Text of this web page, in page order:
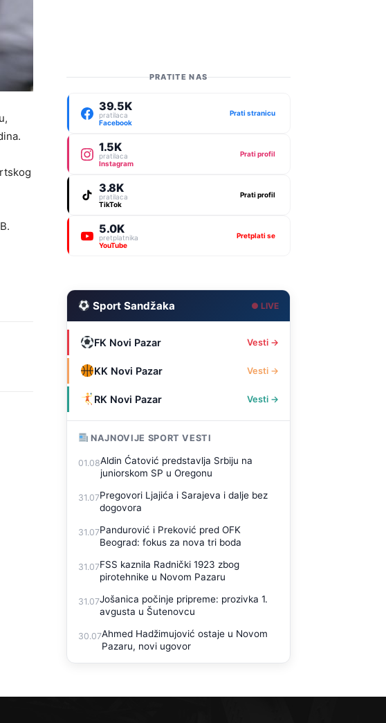
PRATITE NAS
39.5K
pratilaca
Facebook
Prati stranicu
1.5K
pratilaca
Instagram
Prati profil
3.8K
pratilaca
TikTok
Prati profil
5.0K
pretplatnika
YouTube
Pretplati se
Sport Sandžaka ● LIVE
FK Novi Pazar Vesti →
KK Novi Pazar Vesti →
RK Novi Pazar Vesti →
NAJNOVIJE SPORT VESTI
01.08Aldin Ćatović predstavlja Srbiju na
juniorskom SP u Oregonu
31.07Pregovori Ljajića i Sarajeva i dalje bez
dogovora
31.07Pandurović i Preković pred OFK
Beograd: fokus za nova tri boda
31.07FSS kaznila Radnički 1923 zbog
pirotehnike u Novom Pazaru
31.07Jošanica počinje pripreme: prozivka 1.
avgusta u Šutenovcu
30.07Ahmed Hadžimujović ostaje u Novom
Pazaru, novi ugovor